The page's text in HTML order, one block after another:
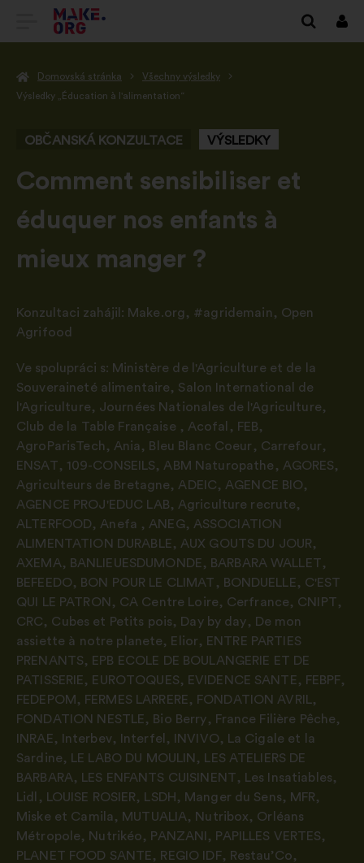
PŘEJÍT
DOMOVSKOU
MAKE.ORG
se
Domovská stránka
Všechny výsledky
Výsledky „Éducation à l'alimentation“
OBČANSKÁ KONZULTACE VÝSLEDKY
-
Comment sensibiliser et
éduquer nos enfants à
mieux manger ?
Konzultaci zahájil: Make.org , #agridemain , Open
Agrifood
Ve spolupráci s: Ministère de l'Agriculture et de la
Souveraineté alimentaire, Salon International de
l'Agriculture, Journées Nationales de l'Agriculture,
Club de la Table Française , Acofal , FEB,
AgroParisTech , Ania , Bleu Blanc Coeur , Carrefour,
ENSAT, 109-CONSEILS, ABM Naturopathe , AGORES,
Agriculteurs de Bretagne, ADEIC, AGENCE BIO,
AGENCE PROJ'EDUC LAB, Agriculture recrute,
ALTERFOOD, Anefa , ANEG, ASSOCIATION
ALIMENTATION DURABLE, AUX GOUTS DU JOUR,
AXEMA, BANLIEUESDUMONDE, BARBARA WALLET,
BEFEEDO, BON POUR LE CLIMAT , BONDUELLE, C'EST
QUI LE PATRON , CA Centre Loire, Cerfrance, CNIPT,
CRC, Cubes et Petits pois, Day by day, De mon
assiette à notre planete, Elior, ENTRE PARTIES
PRENANTS, EPB ECOLE DE BOULANGERIE ET DE
PATISSERIE, EUROTOQUES, EVIDENCE SANTE, FEBPF,
FEDEPOM , FERMES LARRERE, FONDATION AVRIL
,
FONDATION NESTLE, Bio Berry, France Filière Pêche,
INRAE, Interbev, Interfel , INVIVO,
La Cigale et la
Sardine, LE LABO DU MOULIN ,
LES ATELIERS DE
BARBARA, LES ENFANTS CUISINENT, Les Insatiables,
Lidl
, LOUISE ROSIER, LSDH , Manger du Sens, MFR,
Miske et Camila , MUTUALIA, Nutribox, Orléans
Métropole, Nutrikéo, PANZANI , PAPILLES VERTES,
PLANET FOOD SANTE, REGIO IDF, Restau’Co,